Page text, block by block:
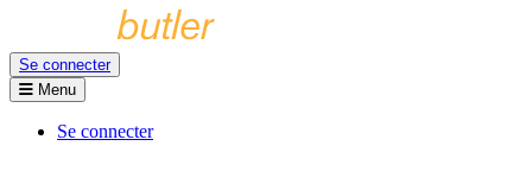
Se connecter
Menu
Se connecter